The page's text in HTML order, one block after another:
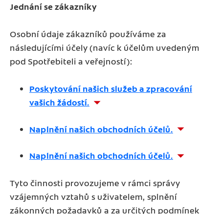
Jednání se zákazníky
Osobní údaje zákazníků používáme za
následujícími účely (navíc k účelům uvedeným
pod Spotřebiteli a veřejností):
Poskytování našich služeb a zpracování
vašich žádostí.
Naplnění našich obchodních účelů.
Naplnění našich obchodních účelů.
Tyto činnosti provozujeme v rámci správy
vzájemných vztahů s uživatelem, splnění
zákonných požadavků a za určitých podmínek